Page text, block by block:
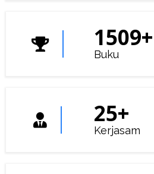
1509+
Buku
25+
Kerjasam